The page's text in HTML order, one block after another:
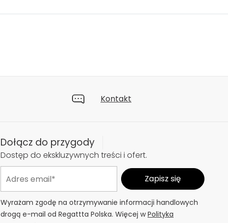
Kontakt
Dołącz do przygody
Dostęp do ekskluzywnych treści i ofert.
Wyrażam zgodę na otrzymywanie informacji handlowych
drogą e-mail od Regattta Polska. Więcej wPolityka